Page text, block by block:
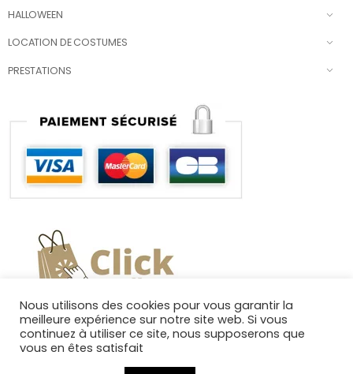
HALLOWEEN
LOCATION DE COSTUMES
PRESTATIONS
Nous utilisons des cookies pour vous garantir la
meilleure expérience sur notre site web. Si vous
continuez à utiliser ce site, nous supposerons que
vous en êtes satisfait